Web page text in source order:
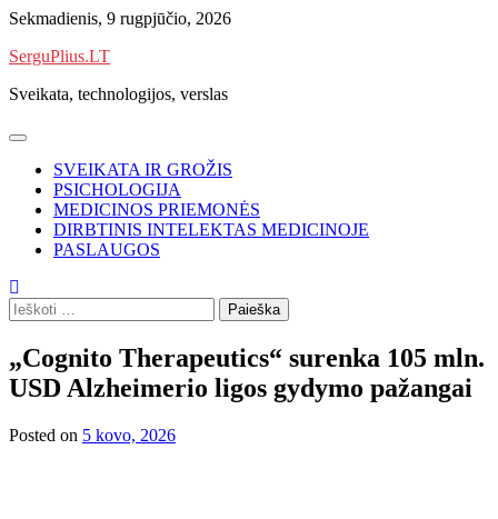
Skip
content
Sekmadienis, 9 rugpjūčio, 2026
SerguPlius.LT
Sveikata, technologijos, verslas
SVEIKATA IR GROŽIS
PSICHOLOGIJA
MEDICINOS PRIEMONĖS
DIRBTINIS INTELEKTAS MEDICINOJE
PASLAUGOS
Ieškoti:
„Cognito Therapeutics“ surenka 105 mln.
USD Alzheimerio ligos gydymo pažangai
Posted on 5 kovo, 2026